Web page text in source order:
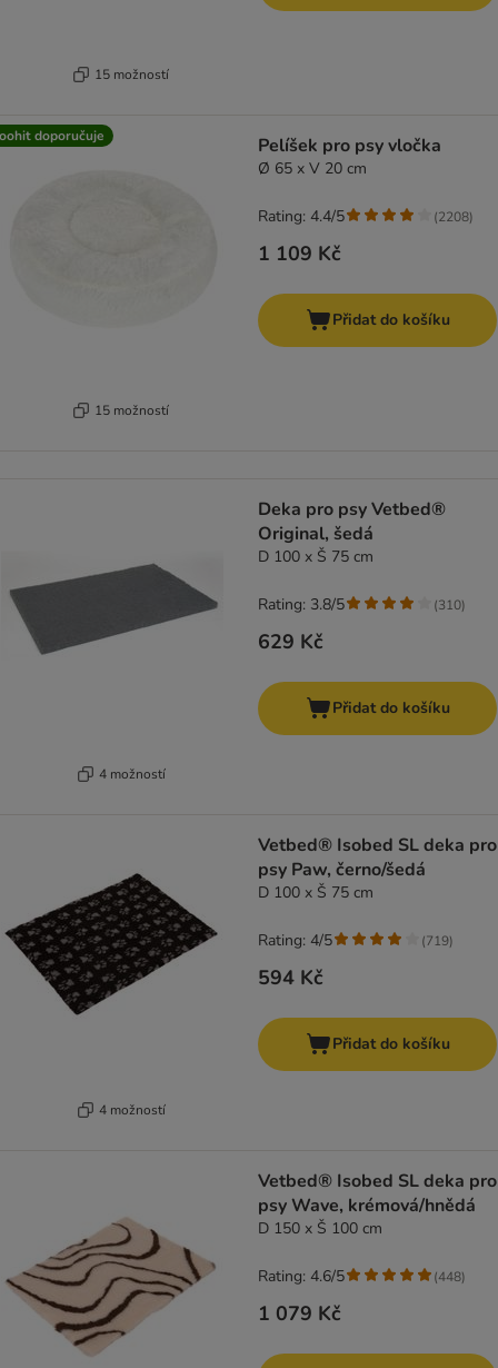
15 možností
doporučuje
15 možností
Pelíšek pro psy vločka
Ø 65 x V 20 cm
1 109 Kč
Rating: 4.4/5 (2208)
Přidat do košíku
4 možností
Deka pro psy Vetbed®
Original, šedá
D 100 x Š 75 cm
629 Kč
Rating: 3.8/5 (310)
Přidat do košíku
4 možností
Vetbed® Isobed SL deka pro
psy Paw, černo/šedá
D 100 x Š 75 cm
594 Kč
Rating: 4/5 (719)
Přidat do košíku
Vetbed® Isobed SL deka pro
psy Wave, krémová/hnědá
D 150 x Š 100 cm
1 079 Kč
Rating: 4.6/5 (448)